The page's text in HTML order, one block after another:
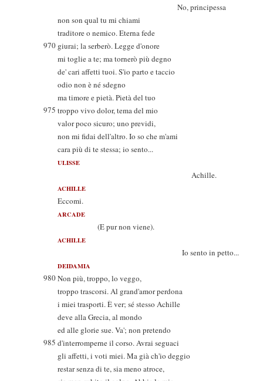
No, principessa
non son qual tu mi chiami
traditore o nemico. Eterna fede
970 giurai; la serberò. Legge d'onore
mi toglie a te; ma tornerò più degno
de' cari affetti tuoi. S'io parto e taccio
odio non è né sdegno
ma timore e pietà. Pietà del tuo
975 troppo vivo dolor, tema del mio
valor poco sicuro; uno previdi,
non mi fidai dell'altro. Io so che m'ami
cara più di te stessa; io sento...
ULISSE
Achille.
ACHILLE
Eccomi.
ARCADE
(E pur non viene).
ACHILLE
Io sento in petto...
DEIDAMIA
980Non più, troppo, lo veggo,
troppo trascorsi. Al grand'amor perdona
i miei trasporti. È ver; sé stesso Achille
deve alla Grecia, al mondo
ed alle glorie sue. Va'; non pretendo
985 d'interromperne il corso. Avrai seguaci
gli affetti, i voti miei. Ma già ch'io deggio
restar senza di te, sia meno atroce,